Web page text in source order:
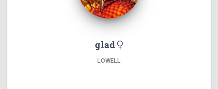
glad
LOWELL